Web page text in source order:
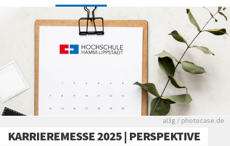
. .
Rote leere
al3g / photocase.de
KARRIEREMESSE 2025 | PERSPEKTIVE